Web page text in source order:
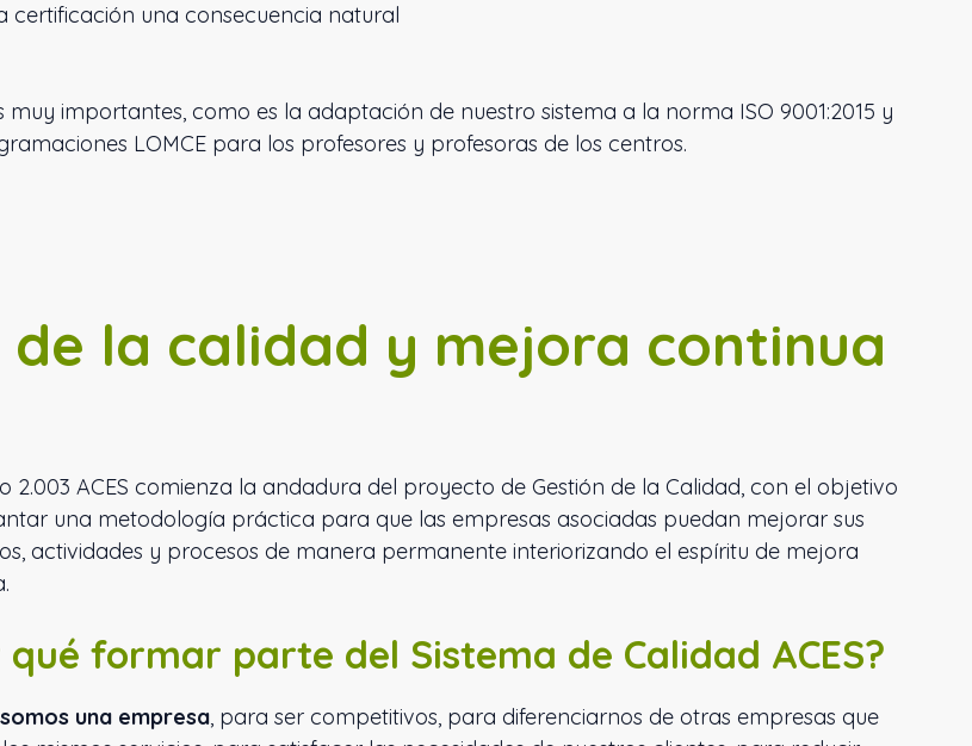
certificación una consecuencia natural
importantes, como es la adaptación de nuestro sistema a la norma ISO 9001:2015 y
LOMCE para los profesores y profesoras de los centros.
la calidad y mejora continua
2.003 ACES comienza la andadura del proyecto de Gestión de la Calidad, con el objetivo
una metodología práctica para que las empresas asociadas puedan mejorar sus
actividades y procesos de manera permanente interiorizando el espíritu de mejora
qué formar parte del Sistema de Calidad ACES?
una empresa, para ser competitivos, para diferenciarnos de otras empresas que